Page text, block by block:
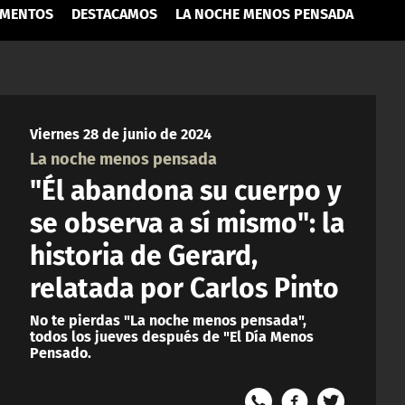
DESTACAMOS LA NOCHE MENOS PENSADA
Viernes 28 de junio de 2024
La noche menos pensada
"Él abandona su cuerpo y
se observa a sí mismo": la
historia de Gerard,
relatada por Carlos Pinto
No te pierdas "La noche menos pensada",
todos los jueves después de "El Día Menos
Pensado.